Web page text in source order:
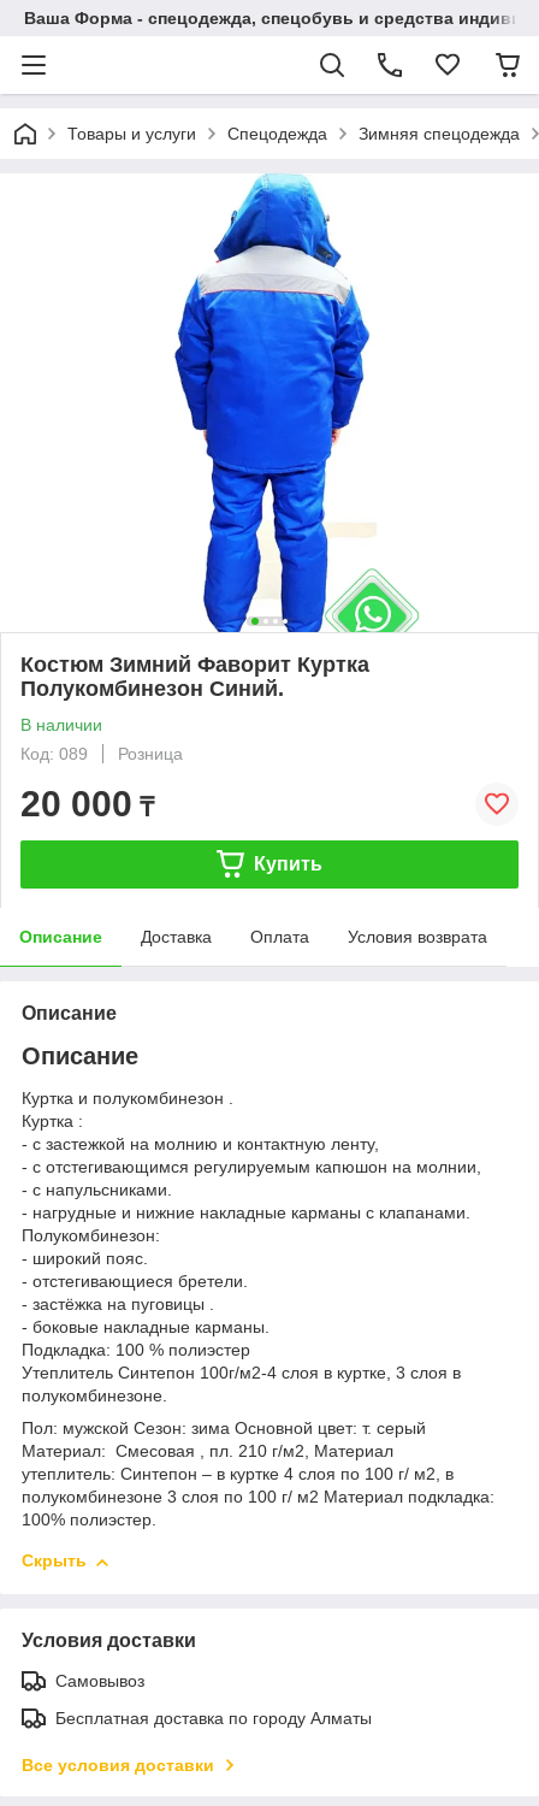
Ваша Форма - спецодежда, спецобувь и средства
Товары и услуги Спецодежда Зимняя спецодежда
Костюм Зимний Фаворит Куртка
Полукомбинезон Синий.
В наличии
Код: 089
Розница
20 000 ₸
Купить
Описание Доставка Оплата Условия возврата
Описание
Описание
Куртка и полукомбинезон .
Куртка :
- с застежкой на молнию и контактную ленту,
- с отстегивающимся регулируемым капюшон на молнии,
- с напульсниками.
- нагрудные и нижние накладные карманы с клапанами.
Полукомбинезон:
- широкий пояс.
- отстегивающиеся бретели.
- застёжка на пуговицы .
- боковые накладные карманы.
Подкладка: 100 % полиэстер
Утеплитель Синтепон 100г/м2-4 слоя в куртке, 3 слоя в
полукомбинезоне.
Пол: мужской Сезон: зима Основной цвет: т. серый
Материал: Смесовая , пл. 210 г/м2, Материал
утеплитель: Синтепон – в куртке 4 слоя по 100 г/ м2, в
полукомбинезоне 3 слоя по 100 г/ м2 Материал подкладка:
100% полиэстер.
Скрыть
Условия доставки
Самовывоз
Бесплатная доставка по городу Алматы
Все условия доставки